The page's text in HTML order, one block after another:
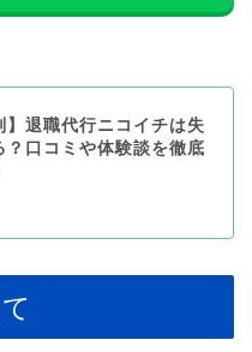
】退職代行ニコイチは失
？口コミや体験談を徹底